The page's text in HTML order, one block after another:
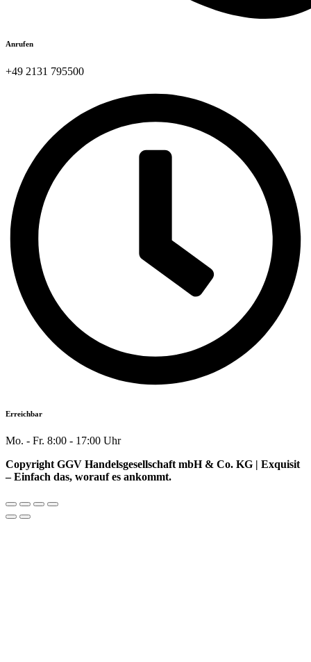
Anrufen
+49 2131 795500​
Erreichbar
Mo. - Fr. 8:00 - 17:00 Uhr
Copyright GGV Handelsgesellschaft mbH & Co. KG | Exquisit
– Einfach das, worauf es ankommt.